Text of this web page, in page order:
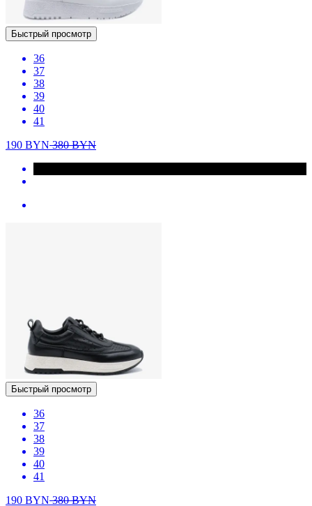
Быстрый просмотр
36
37
38
39
40
41
190 BYN380BYN
Быстрый просмотр
36
37
38
39
40
41
190 BYN380BYN